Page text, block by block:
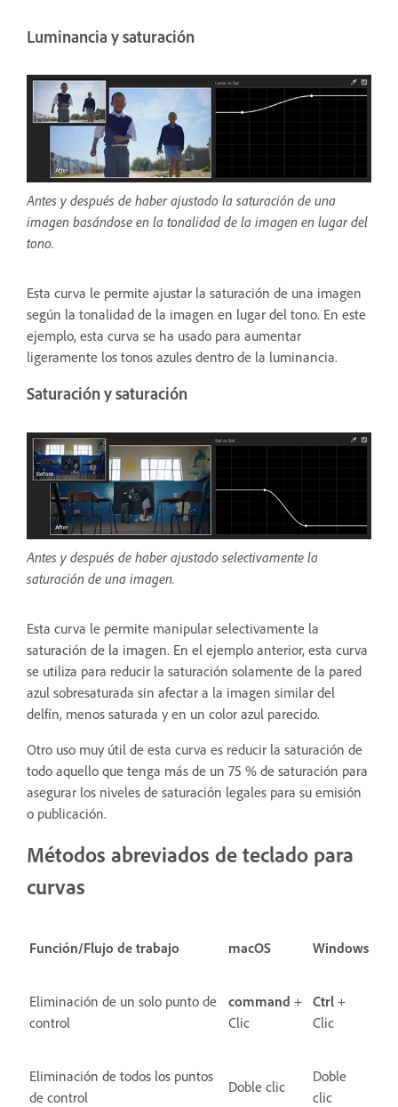
Luminancia y saturación
Antes y después de haber ajustado la saturación de una
imagen basándose en la tonalidad de la imagen en lugar del
tono.
Esta curva le permite ajustar la saturación de una imagen
según la tonalidad de la imagen en lugar del tono. En este
ejemplo, esta curva se ha usado para aumentar
ligeramente los tonos azules dentro de la luminancia.
Saturación y saturación
Antes y después de haber ajustado selectivamente la
saturación de una imagen.
Esta curva le permite manipular selectivamente la
saturación de la imagen. En el ejemplo anterior, esta curva
se utiliza para reducir la saturación solamente de la pared
azul sobresaturada sin afectar a la imagen similar del
delfín, menos saturada y en un color azul parecido.
Otro uso muy útil de esta curva es reducir la saturación de
todo aquello que tenga más de un 75 % de saturación para
asegurar los niveles de saturación legales para su emisión
o publicación.
Métodos abreviados de teclado para
curvas
Función/Flujo de trabajo macOS Windows
Eliminación de un solo punto de
control
command +
Clic
Ctrl +
Clic
Eliminación de todos los puntos
de control
Doble clic
Doble
clic